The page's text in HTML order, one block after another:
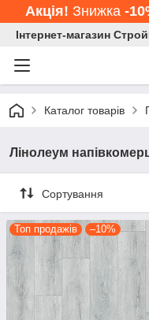
Акція! Знижка -
Інтернет-магазин
Каталог товарів
Лінолеум
Сортування
Топ продажів –10%